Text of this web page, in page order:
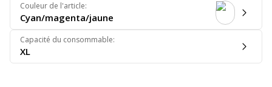
Couleur de l'article:
Cyan/magenta/jaune
Capacité du consommable:
XL